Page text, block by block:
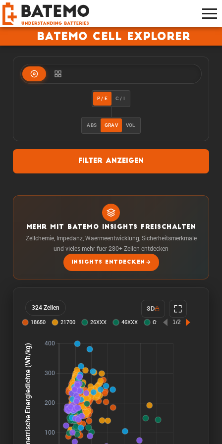
Batemo Cell Explorer
P / E C / I
ABS GRAV VOL
Filter anzeigen
MEHR MIT BATEMO INSIGHTS FREISCHALTEN
Zellchemie, Impedanz, Waermeentwicklung, Sicherheitsmerkmale
und vieles mehr fuer 280+ Zellen entdecken
INSIGHTS ENTDECKEN
324 Zellen 3D